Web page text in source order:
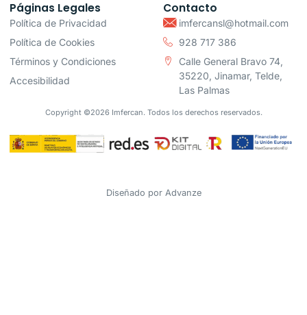
Páginas Legales
Política de Privacidad
Política de Cookies
Términos y Condiciones
Accesibilidad
Contacto
imfercansl@hotmail.com
928 717 386
Calle General Bravo 74,
35220, Jinamar, Telde,
Las Palmas
Copyright ©2026 Imfercan. Todos los derechos reservados.
Diseñado por Advanze